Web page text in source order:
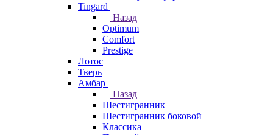
Tingard
Назад
Optimum
Comfort
Prestige
Лотос
Тверь
Амбар
Назад
Шестигранник
Шестигранник боковой
Классика